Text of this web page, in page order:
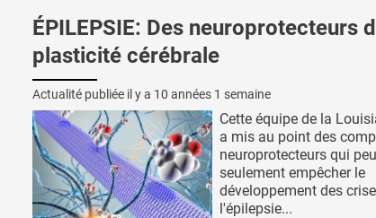
ÉPILEPSIE: Des neuroprotecteurs
plasticité cérébrale
Actualité publiée il y a 10 années 1 semaine
Cette équipe de la
a mis au point des
neuroprotecteurs qui
seulement empêcher le
développement des
l'épilepsie...